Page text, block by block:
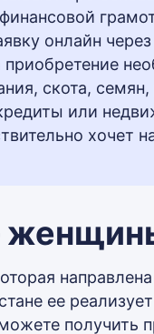
онлайн
скота,
или
хочет
ее
получить